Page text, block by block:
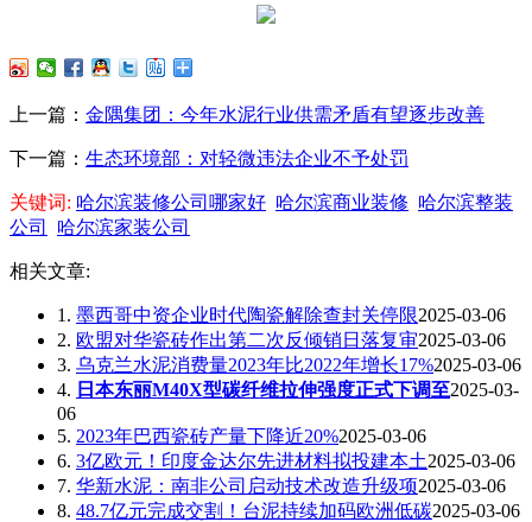
上一篇： 金隅集团：今年水泥行业供需矛盾有望逐步改善
下一篇： 生态环境部：对轻微违法企业不予处罚
关键词: 哈尔滨装修公司哪家好 哈尔滨商业装修 哈尔滨整装
公司
哈尔滨家装公司
相关文章:
1. 墨西哥中资企业时代陶瓷解除查封关停限2025-03-06
2. 欧盟对华瓷砖作出第二次反倾销日落复审2025-03-06
3. 乌克兰水泥消费量2023年比2022年增长17%2025-03-06
4. 日本东丽M40X型碳纤维拉伸强度正式下调至2025-03-
06
5. 2023年巴西瓷砖产量下降近20%2025-03-06
6. 3亿欧元！印度金达尔先进材料拟投建本土2025-03-06
7. 华新水泥：南非公司启动技术改造升级项2025-03-06
8. 48.7亿元完成交割！台泥持续加码欧洲低碳2025-03-06